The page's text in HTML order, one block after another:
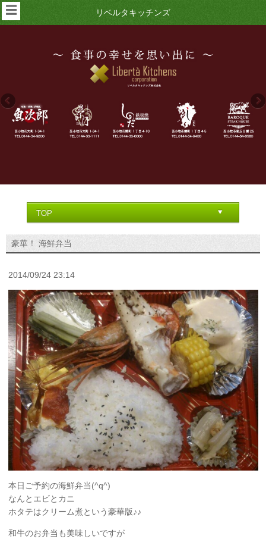
リベルタキッチンズ
☰
豪華！ 海鮮弁当
2014/09/24 23:14
本日ご予約の海鮮弁当(^q^)
なんとエビとカニ
ホタテはクリーム煮という豪華版♪♪
和牛のお弁当も美味しいですが